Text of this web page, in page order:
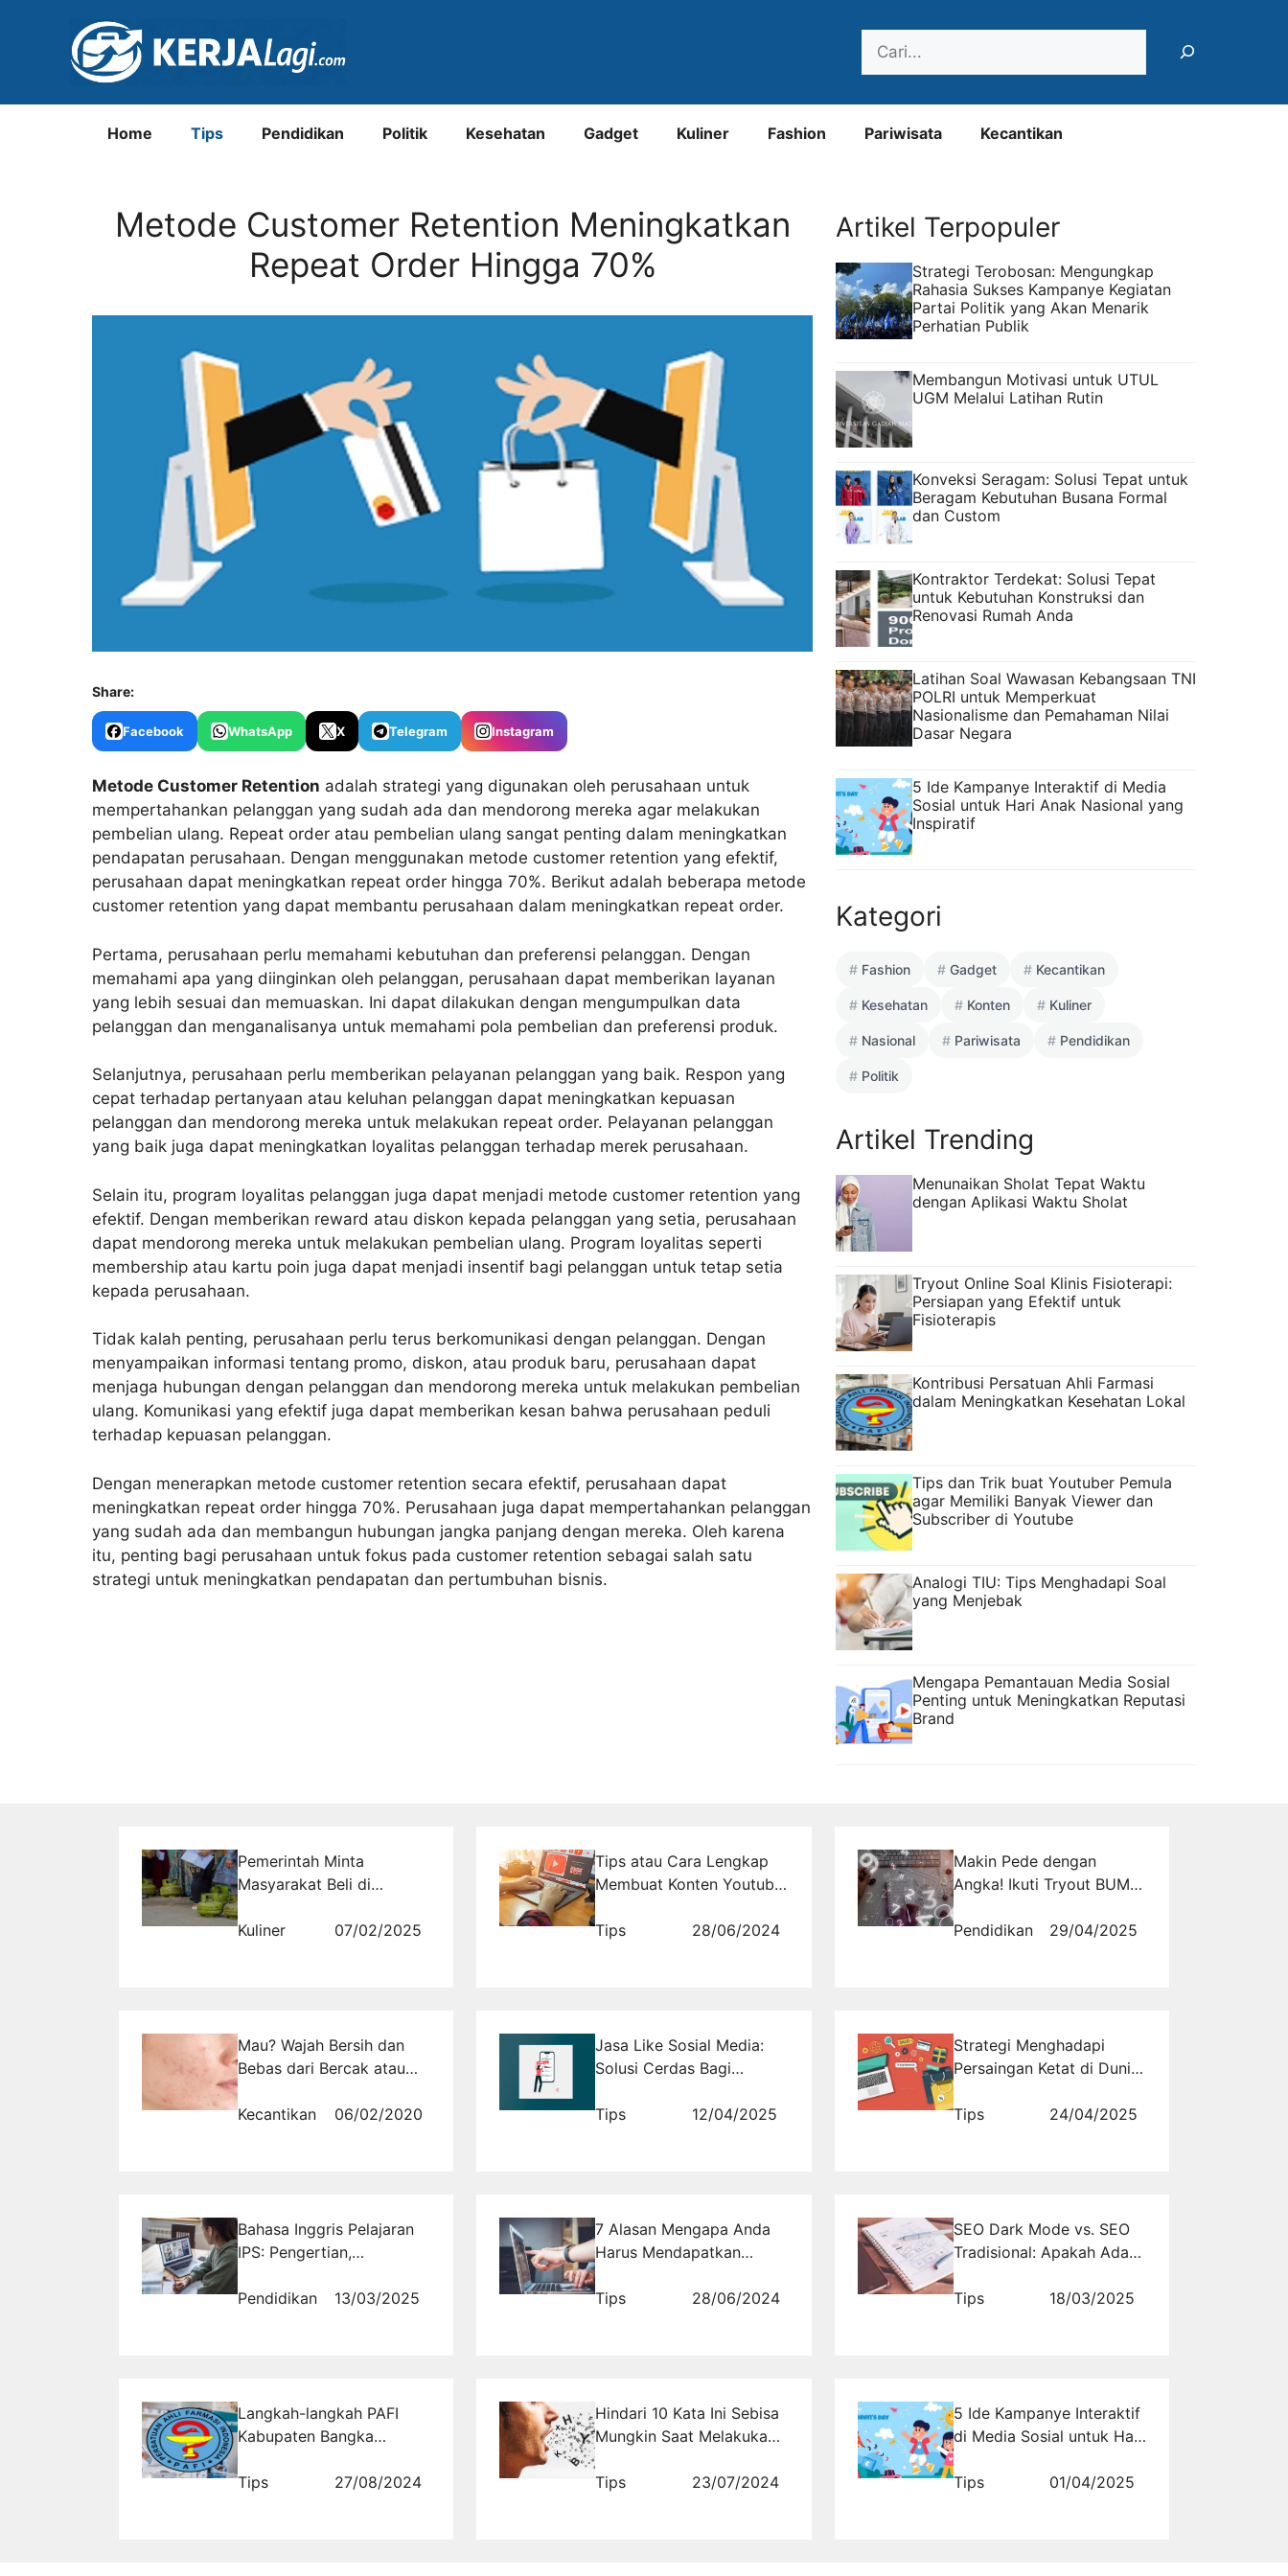
Home Tips Pendidikan Politik Kesehatan Gadget Kuliner Fashion Pariwisata Kecantikan
Metode Customer Retention Meningkatkan
Repeat Order Hingga 70%
Share:
Facebook WhatsApp X Telegram Instagram
Metode Customer Retention adalah strategi yang digunakan oleh perusahaan untuk
mempertahankan pelanggan yang sudah ada dan mendorong mereka agar melakukan
pembelian ulang. Repeat order atau pembelian ulang sangat penting dalam meningkatkan
pendapatan perusahaan. Dengan menggunakan metode customer retention yang efektif,
perusahaan dapat meningkatkan repeat order hingga 70%. Berikut adalah beberapa metode
customer retention yang dapat membantu perusahaan dalam meningkatkan repeat order.
Pertama, perusahaan perlu memahami kebutuhan dan preferensi pelanggan. Dengan
memahami apa yang diinginkan oleh pelanggan, perusahaan dapat memberikan layanan
yang lebih sesuai dan memuaskan. Ini dapat dilakukan dengan mengumpulkan data
pelanggan dan menganalisanya untuk memahami pola pembelian dan preferensi produk.
Selanjutnya, perusahaan perlu memberikan pelayanan pelanggan yang baik. Respon yang
cepat terhadap pertanyaan atau keluhan pelanggan dapat meningkatkan kepuasan
pelanggan dan mendorong mereka untuk melakukan repeat order. Pelayanan pelanggan
yang baik juga dapat meningkatkan loyalitas pelanggan terhadap merek perusahaan.
Selain itu, program loyalitas pelanggan juga dapat menjadi metode customer retention yang
efektif. Dengan memberikan reward atau diskon kepada pelanggan yang setia, perusahaan
dapat mendorong mereka untuk melakukan pembelian ulang. Program loyalitas seperti
membership atau kartu poin juga dapat menjadi insentif bagi pelanggan untuk tetap setia
kepada perusahaan.
Tidak kalah penting, perusahaan perlu terus berkomunikasi dengan pelanggan. Dengan
menyampaikan informasi tentang promo, diskon, atau produk baru, perusahaan dapat
menjaga hubungan dengan pelanggan dan mendorong mereka untuk melakukan pembelian
ulang. Komunikasi yang efektif juga dapat memberikan kesan bahwa perusahaan peduli
terhadap kepuasan pelanggan.
Dengan menerapkan metode customer retention secara efektif, perusahaan dapat
meningkatkan repeat order hingga 70%. Perusahaan juga dapat mempertahankan pelanggan
yang sudah ada dan membangun hubungan jangka panjang dengan mereka. Oleh karena
itu, penting bagi perusahaan untuk fokus pada customer retention sebagai salah satu
strategi untuk meningkatkan pendapatan dan pertumbuhan bisnis.
Artikel Terpopuler
Strategi Terobosan: Mengungkap
Rahasia Sukses Kampanye Kegiatan
Partai Politik yang Akan Menarik
Perhatian Publik
Membangun Motivasi untuk UTUL
UGM Melalui Latihan Rutin
Konveksi Seragam: Solusi Tepat untuk
Beragam Kebutuhan Busana Formal
dan Custom
Kontraktor Terdekat: Solusi Tepat
untuk Kebutuhan Konstruksi dan
Renovasi Rumah Anda
Latihan Soal Wawasan Kebangsaan TNI
POLRI untuk Memperkuat
Nasionalisme dan Pemahaman Nilai
Dasar Negara
5 Ide Kampanye Interaktif di Media
Sosial untuk Hari Anak Nasional yang
Inspiratif
Kategori
Fashion Gadget Kecantikan
Kesehatan Konten Kuliner
Nasional Pariwisata Pendidikan
Politik
Artikel Trending
Menunaikan Sholat Tepat Waktu
dengan Aplikasi Waktu Sholat
Tryout Online Soal Klinis Fisioterapi:
Persiapan yang Efektif untuk
Fisioterapis
Kontribusi Persatuan Ahli Farmasi
dalam Meningkatkan Kesehatan Lokal
Tips dan Trik buat Youtuber Pemula
agar Memiliki Banyak Viewer dan
Subscriber di Youtube
Analogi TIU: Tips Menghadapi Soal
yang Menjebak
Mengapa Pemantauan Media Sosial
Penting untuk Meningkatkan Reputasi
Brand
Pemerintah Minta
Masyarakat Beli di
Kuliner
07/02/2025
Tips atau Cara Lengkap
Membuat Konten Youtube
Tips
28/06/2024
Makin Pede dengan
Angka! Ikuti Tryout BUMN
Gratis Numerik di
Tryout.id dan Rasakan
Pendidikan 29/04/2025
Mau? Wajah Bersih dan
Bebas dari Bercak atau
Kecantikan
06/02/2020
Jasa Like Sosial Media:
Solusi Cerdas Bagi
Tips
12/04/2025
Strategi Menghadapi
Persaingan Ketat di Dunia
Tips
24/04/2025
Bahasa Inggris Pelajaran
IPS: Pengertian,
Kalimat
Pendidikan 13/03/2025
7 Alasan Mengapa Anda
Harus Mendapatkan
Perusahaan Hosting Anda!
Tips 28/06/2024
SEO Dark Mode vs. SEO
Tradisional: Apakah Ada
Perbedaan Signifikan?
Tips
18/03/2025
Langkah-langkah PAFI
Kabupaten Bangka
Meningkatkan Standar
Tips 27/08/2024
Hindari 10 Kata Ini Sebisa
Mungkin Saat Melakukan
Tips
23/07/2024
5 Ide Kampanye Interaktif
di Media Sosial untuk Hari
Anak Nasional yang
Inspiratif
Tips 01/04/2025